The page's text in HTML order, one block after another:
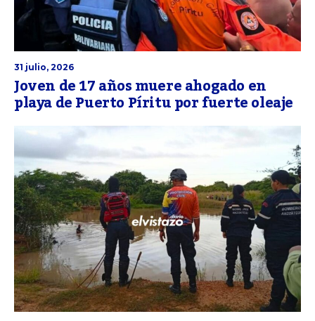
31 julio, 2026
Joven de 17 años muere ahogado en
playa de Puerto Píritu por fuerte oleaje